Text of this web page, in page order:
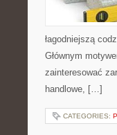
łagodniejszą
Głównym
zainteresować
handlowe, […]
CATEGORIES: